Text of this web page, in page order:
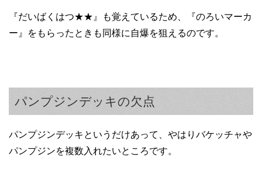
『だいばくはつ★★』も覚えているため、『のろいマーカ
ー』をもらったときも同様に自爆を狙えるのです。
パンプジンデッキの欠点
パンプジンデッキというだけあって、やはりバケッチャや
パンプジンを複数入れたいところです。